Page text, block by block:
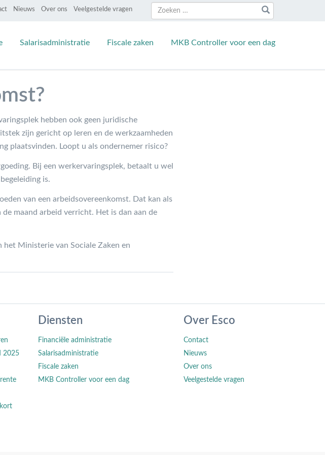
Nieuws Over ons Veelgestelde vragen Zoeken
Zoeken
naar:
Salarisadministratie Fiscale zaken MKB Controller voor een dag
hebben ook geen juridische
zijn gericht op leren en de werkzaamheden
plaatsvinden. Loopt u als ondernemer risico?
Bij een werkervaringsplek, betaalt u wel
is.
van een arbeidsovereenkomst. Dat kan als
maand arbeid verricht. Het is dan aan de
Ministerie van Sociale Zaken en
2025
Diensten
Financiële administratie
Salarisadministratie
Fiscale zaken
MKB Controller voor een dag
Over Esco
Contact
Nieuws
Over ons
Veelgestelde vragen